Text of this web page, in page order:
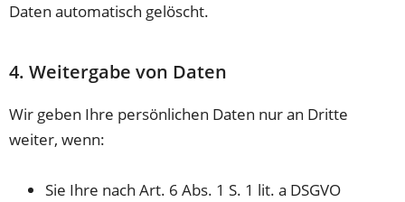
Daten automatisch gelöscht.
4. Weitergabe von Daten
Wir geben Ihre persönlichen Daten nur an Dritte
weiter, wenn:
Sie Ihre nach Art. 6 Abs. 1 S. 1 lit. a DSGVO